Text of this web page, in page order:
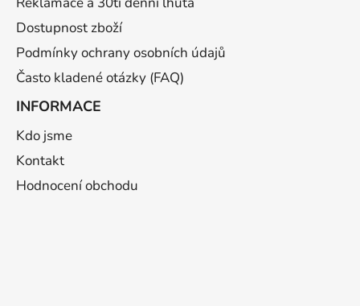
Dostupnost zboží
Podmínky ochrany osobních údajů
Často kladené otázky (FAQ)
INFORMACE
Kdo jsme
Kontakt
Hodnocení obchodu